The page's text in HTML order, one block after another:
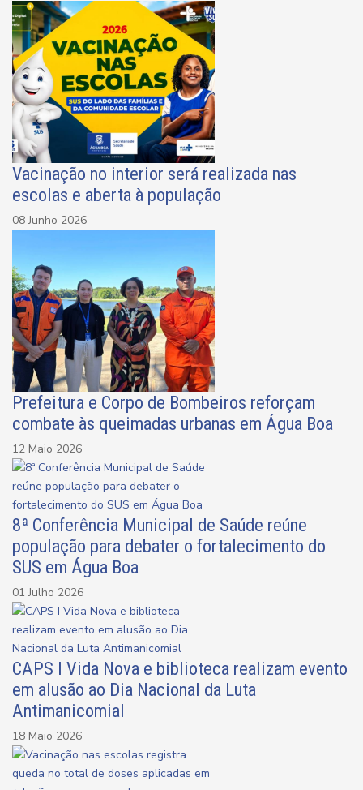
Vacinação no interior será realizada nas
escolas e aberta à população
08 Junho 2026
Prefeitura e Corpo de Bombeiros reforçam
combate às queimadas urbanas em Água Boa
12 Maio 2026
8ª Conferência Municipal de Saúde reúne
população para debater o fortalecimento do
SUS em Água Boa
01 Julho 2026
CAPS I Vida Nova e biblioteca realizam evento
em alusão ao Dia Nacional da Luta
Antimanicomial
18 Maio 2026